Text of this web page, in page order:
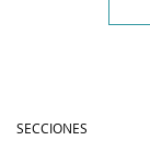
SECCIONES